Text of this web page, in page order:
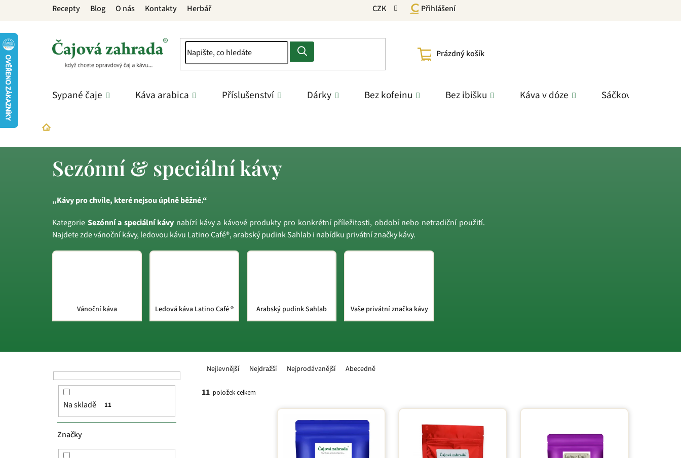
Recepty Blog O nás Kontakty Herbář CZK Přihlášení
NÁKUPNÍ
Prázdný košík
Sypané čaje Káva arabica Příslušenství Dárky Bez kofeinu Bez ibišku Káva v dóze Sáčkové čaje
Domů
Sezónní & speciální kávy
„Kávy pro chvíle, které nejsou úplně běžné.“
Kategorie Sezónní a speciální kávy nabízí kávy a kávové produkty pro konkrétní příležitosti, období nebo netradiční použití.
Najdete zde vánoční kávy, ledovou kávu Latino Café®, arabský pudink Sahlab i nabídku privátní značky kávy.
Vánoční káva Ledová káva Latino Café ® Arabský pudink Sahlab Vaše privátní značka kávy
P
Na skladě 11
Značky
Ř
e
Nejlevnější Nejdražší Nejprodávanější Abecedně
11 položek celkem